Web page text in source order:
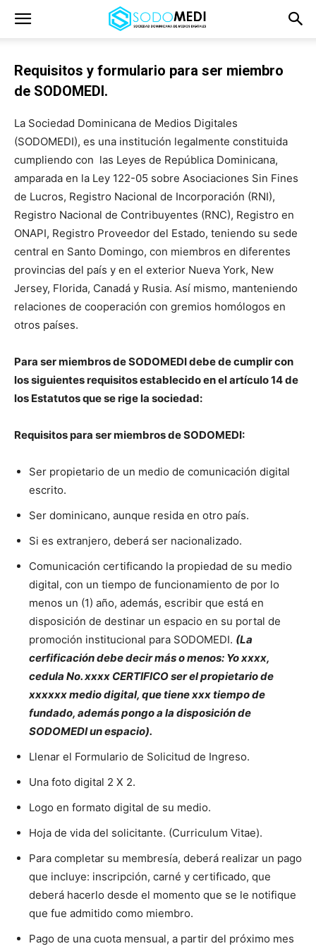
Requisitos y formulario para ser miembro
de SODOMEDI.
La Sociedad Dominicana de Medios Digitales
(SODOMEDI), es una institución legalmente constituida
cumpliendo con las Leyes de República Dominicana,
amparada en la Ley 122-05 sobre Asociaciones Sin Fines
de Lucros, Registro Nacional de Incorporación (RNI),
Registro Nacional de Contribuyentes (RNC), Registro en
ONAPI, Registro Proveedor del Estado, teniendo su sede
central en Santo Domingo, con miembros en diferentes
provincias del país y en el exterior Nueva York, New
Jersey, Florida, Canadá y Rusia. Así mismo, manteniendo
relaciones de cooperación con gremios homólogos en
otros países.
Para ser miembros de SODOMEDI debe de cumplir con
los siguientes requisitos establecido en el artículo 14 de
los Estatutos que se rige la sociedad:
Requisitos para ser miembros de SODOMEDI:
Ser propietario de un medio de comunicación digital
escrito.
Ser dominicano, aunque resida en otro país.
Si es extranjero, deberá ser nacionalizado.
Comunicación certificando la propiedad de su medio
digital, con un tiempo de funcionamiento de por lo
menos un (1) año, además, escribir que está en
disposición de destinar un espacio en su portal de
promoción institucional para SODOMEDI. (La
cerfificación debe decir más o menos: Yo xxxx,
cedula No. xxxx CERTIFICO ser el propietario de
xxxxxx medio digital, que tiene xxx tiempo de
fundado, además pongo a la disposición de
SODOMEDI un espacio).
Llenar el Formulario de Solicitud de Ingreso.
Una foto digital 2 X 2.
Logo en formato digital de su medio.
Hoja de vida del solicitante. (Curriculum Vitae).
Para completar su membresía, deberá realizar un pago
que incluye: inscripción, carné y certificado, que
deberá hacerlo desde el momento que se le notifique
que fue admitido como miembro.
Pago de una cuota mensual, a partir del próximo mes